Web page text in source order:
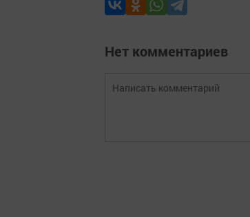
Нет комментариев